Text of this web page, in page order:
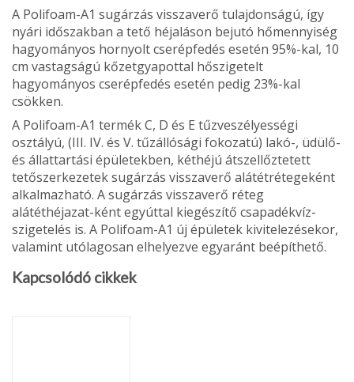
A Polifoam-A1 sugárzás visszaverő tulajdonságú, így
nyári időszakban a tető héjaláson bejutó hőmennyiség
hagyo­mányos hornyolt cserépfedés esetén 95%-kal, 10
cm vastagságú kőzetgya­pottal hőszigetelt
hagyományos cse­répfedés esetén pedig 23%-kal
csökken.
A Polifoam-A1 termék C, D és E tűzveszélyességi
osztályú, (III. IV. és V. tűzállósági fokozatú) lakó-, üdülő-
és állattartási épületekben, kéthéjú átszel­lőztetett
tetőszerkezetek sugárzás vissza­verő alátétrétegeként
alkalmazható. A sugárzás visszaverő réteg
alátéthéjazat-ként egyúttal kiegészítő csapadékvíz­
szigetelés is. A Polifoam-A1 új épüle­tek kivitelezésekor,
valamint utólago­san elhelyezve egyaránt beépíthető.
Kapcsolódó cikkek